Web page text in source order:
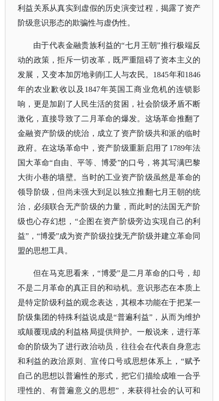
利益关系从真实到虚假的历史演变过程，揭露了资产
阶级意识形态的欺骗性与虚伪性。
由于代表金融贵族利益的“七月王朝”推行极端反
动的政策，拒斥一切改革，既严重阻碍了资本主义的
发展，又变本加厉地剥削工人与农民。1845年和1846
年的农业歉收以及1847年英国工商业危机的连锁影
响，更是加剧了人民生活的贫困，社会阶级矛盾不断
激化，直接导致了二月革命的爆发。这场革命推翻了
金融资产阶级的统治，成立了资产阶级共和派的临时
政府。在这场革命中，资产阶级重新启用了1789年法
国大革命“自由、平等、博爱”的口号，将其写满巴黎
大街小巷的墙壁。当时的工业资产阶级虽然是革命的
领导阶级，但尚未强大到足以独立推翻七月王朝的统
治，必须联合无产阶级的力量，而此时的法国无产阶
级也心存幻想，“企图在资产阶级旁边实现自己的利
益”，“博爱”成为资产阶级拉拢无产阶级并建立革命同
盟的思想工具。
但在马克思看来，“博爱”是二月革命的口号，却
不是二月革命的真正目的和动机。意识形态在本质上
是特定阶级利益的观念表达，其根本功能在于把某一
阶级集团的特殊利益说成是“普遍利益”，从而为维护
或颠覆现成的利益格局提供辩护。一般说来，进行革
命的阶级为了进行政治动员，往往会在代表自身意志
和利益的政治原则、宣传口号或思想体系上，“赋予
自己的思想以普遍性的形式，把它们描绘成唯一合乎
理性的、有普遍意义的思想”，来获得社会的认可和